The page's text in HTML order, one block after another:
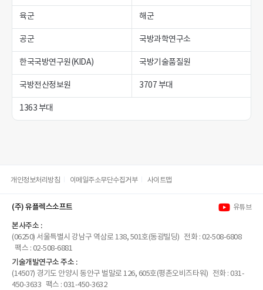
육군 해군
공군 국방과학연구소
한국국방연구원(KIDA) 국방기술품질원
국방전산정보원 3707 부대
1363 부대
개인정보처리방침 이메일주소무단수집거부 사이트맵
(주) 유플렉스소프트 유튜브
본사주소 :
(06250) 서울특별시 강남구 역삼로 138, 501호(동광빌딩) 전화 : 02-508-6808
팩스 : 02-508-6881
기술개발연구소 주소 :
(14507) 경기도 안양시 동안구 벌말로 126, 605호(평촌오비즈타워) 전화 : 031-
450-3633 팩스 : 031-450-3632